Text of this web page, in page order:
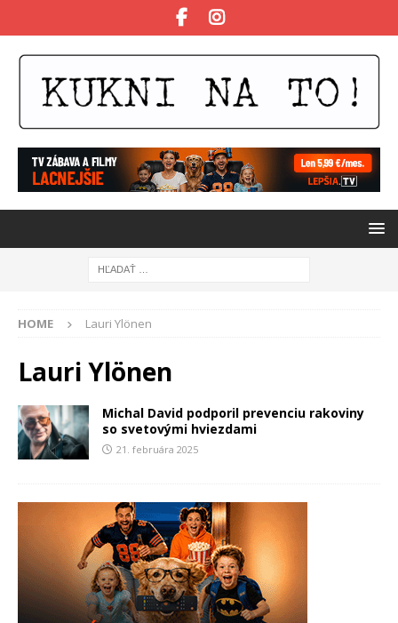
HOME Lauri Ylönen
Lauri Ylönen
Michal David podporil prevenciu rakoviny
so svetovými hviezdami
21. februára 2025